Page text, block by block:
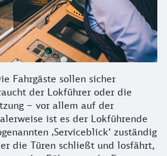
Fahrgäste sollen sicher
der Lokführer oder die
– vor allem auf der
ist es der Lokführende
‚Serviceblick‘ zuständig
die Türen schließt und losfährt,